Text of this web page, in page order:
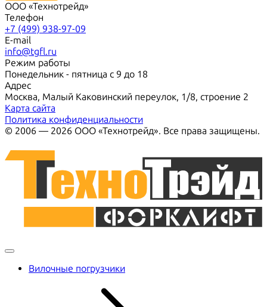
ООО «Технотрейд»
Телефон
+7 (499) 938-97-09
E-mail
info@tgfl.ru
Режим работы
Понедельник - пятница с 9 до 18
Адрес
Москва, Малый Каковинский переулок, 1/8, строение 2
Карта сайта
Политика конфиденциальности
© 2006 — 2026 ООО «Технотрейд». Все права защищены.
Вилочные погрузчики